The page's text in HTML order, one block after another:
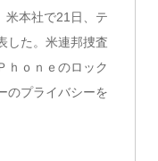
米本社で21日、テ
した。米連邦捜査
ｈｏｎｅのロック
のプライバシーを